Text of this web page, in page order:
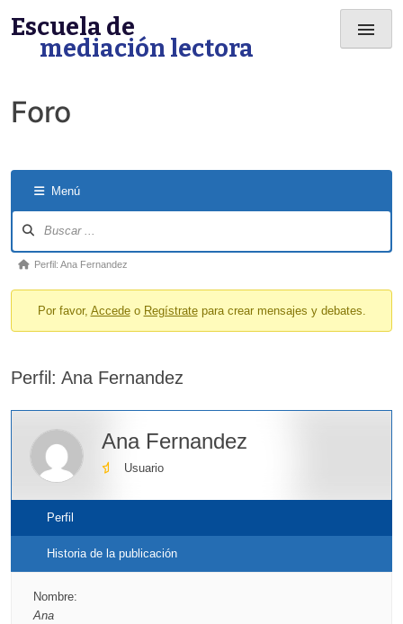
to
content
Escuela de
mediación lectora
menu
Foro
Menú
Navigation
Forum
You
here:
Perfil: Ana Fernandez
Por favor, Accedeo Regístratepara crear mensajes y debates.
Perfil: Ana Fernandez
Ana Fernandez
Usuario
Perfil
Historia de la publicación
Nombre:
Ana